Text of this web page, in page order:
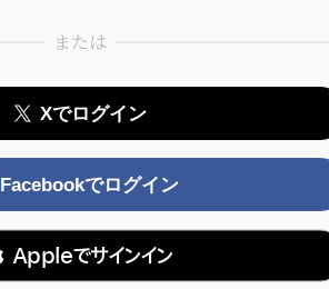
または
Xでログイン
Facebookでログイン
Appleでサインイン